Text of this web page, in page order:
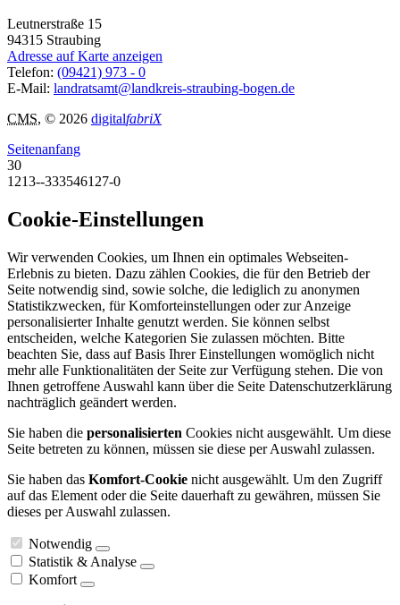
Leutnerstraße 15
94315 Straubing
Adresse auf Karte anzeigen
Telefon: (09421) 973 - 0
E-Mail: landratsamt@landkreis-straubing-bogen.de
CMS, © 2026 digitalfabriX
Seitenanfang
30
1213--333546127-0
Cookie-Einstellungen
Wir verwenden Cookies, um Ihnen ein optimales Webseiten-
Erlebnis zu bieten. Dazu zählen Cookies, die für den Betrieb der
Seite notwendig sind, sowie solche, die lediglich zu anonymen
Statistikzwecken, für Komforteinstellungen oder zur Anzeige
personalisierter Inhalte genutzt werden. Sie können selbst
entscheiden, welche Kategorien Sie zulassen möchten. Bitte
beachten Sie, dass auf Basis Ihrer Einstellungen womöglich nicht
mehr alle Funktionalitäten der Seite zur Verfügung stehen. Die von
Ihnen getroffene Auswahl kann über die Seite Datenschutzerklärung
nachträglich geändert werden.
Sie haben die personalisierten Cookies nicht ausgewählt. Um diese
Seite betreten zu können, müssen sie diese per Auswahl zulassen.
Sie haben das Komfort-Cookie nicht ausgewählt. Um den Zugriff
auf das Element oder die Seite dauerhaft zu gewähren, müssen Sie
dieses per Auswahl zulassen.
Notwendig
Statistik & Analyse
Komfort